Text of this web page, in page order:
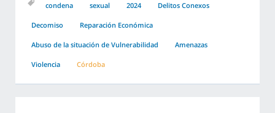
condena sexual 2024 Delitos Conexos
Decomiso Reparación Económica
Abuso de la situación de Vulnerabilidad Amenazas
Violencia Córdoba